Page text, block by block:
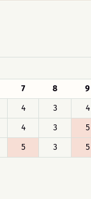
7 8 9
4 3 4
4 3 5
5 3 5